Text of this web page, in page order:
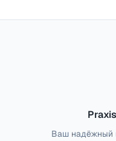
Ваш надёжный